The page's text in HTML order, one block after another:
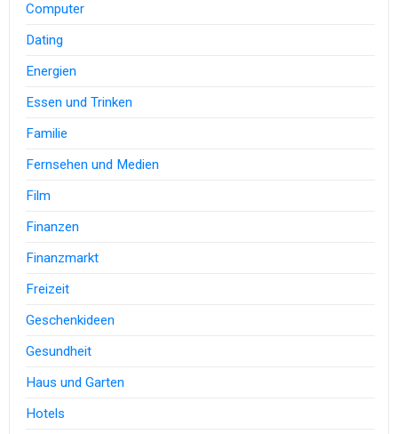
Computer
Dating
Energien
Essen und Trinken
Familie
Fernsehen und Medien
Film
Finanzen
Finanzmarkt
Freizeit
Geschenkideen
Gesundheit
Haus und Garten
Hotels